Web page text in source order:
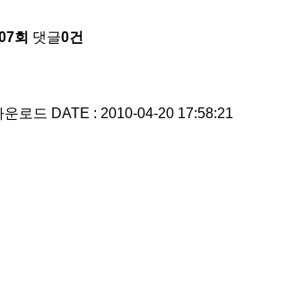
회 댓글0건
운로드 DATE : 2010-04-20 17:58:21